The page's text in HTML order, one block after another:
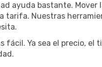
ayuda bastante. Mover
tarifa. Nuestras
Ya sea el precio, el